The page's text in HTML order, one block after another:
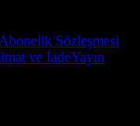
Abonelik Sözleşmesi
ve İadeYayın